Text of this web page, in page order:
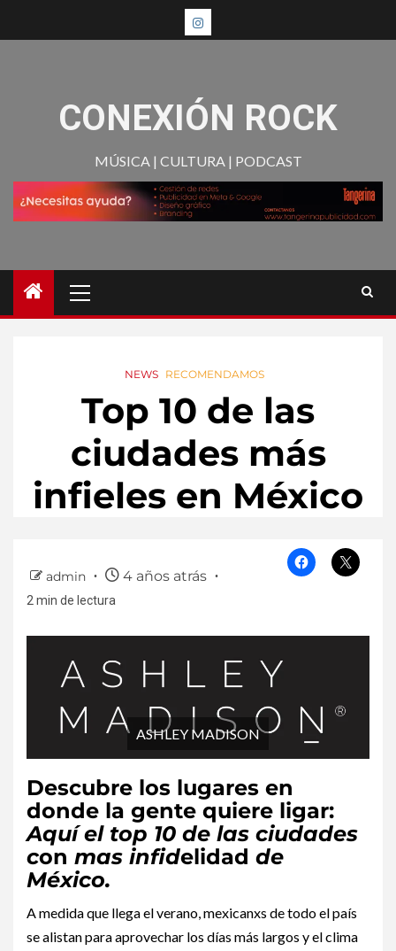
CONEXIÓN ROCK
MÚSICA | CULTURA | PODCAST
NEWS RECOMENDAMOS
Top 10 de las
ciudades más
infieles en México
admin 4 años atrás
2 min de lectura
ASHLEY MADISON
Descubre los lugares en
donde la gente quiere ligar:
Aquí el top 10 de las ciudades
con mas infidelidad de
México.
A medida que llega el verano, mexicanxs de todo el país
se alistan para aprovechar los días más largos y el clima